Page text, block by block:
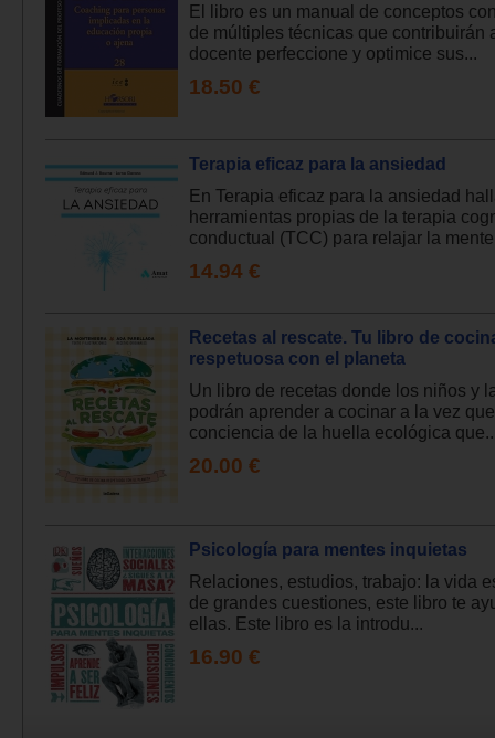
El libro es un manual de conceptos
de múltiples técnicas que contribuirán
docente perfeccione y optimice sus...
18.50 €
Terapia eficaz para la ansiedad
En Terapia eficaz para la ansiedad
herramientas propias de la terapia
conductual (TCC) para relajar la mente
14.94 €
Recetas al rescate. Tu libro de
respetuosa con el planeta
Un libro de recetas donde los niños y
podrán aprender a cocinar a la vez
conciencia de la huella ecológica
20.00 €
Psicología para mentes inquietas
Relaciones, estudios, trabajo: la vida
de grandes cuestiones, este libro te
ellas. Este libro es la introdu...
16.90 €